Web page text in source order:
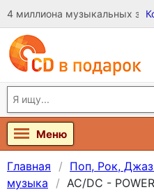
4 миллиона музыкальных
Меню
Главная Поп, Рок,
музыка
AC/DC -